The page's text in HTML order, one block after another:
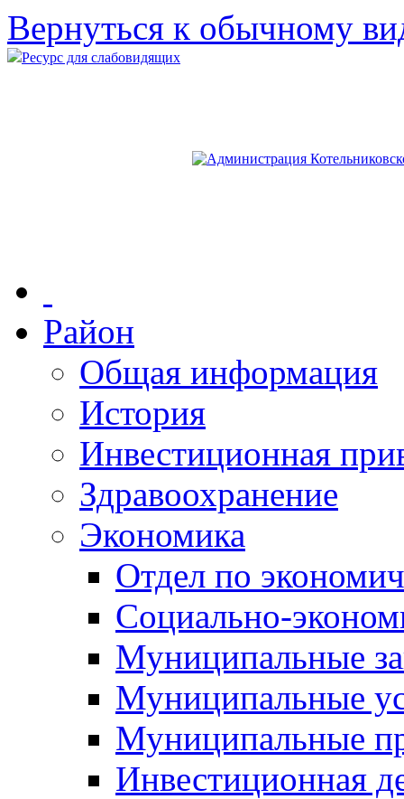
Вернуться к обычному
Ресурс для слабовидящих
Район
Общая информация
История
Инвестиционная
Здравоохранение
Экономика
Отдел по
Социально-
Муниципальные
Муниципальные
Муниципальные
Инвестиционная